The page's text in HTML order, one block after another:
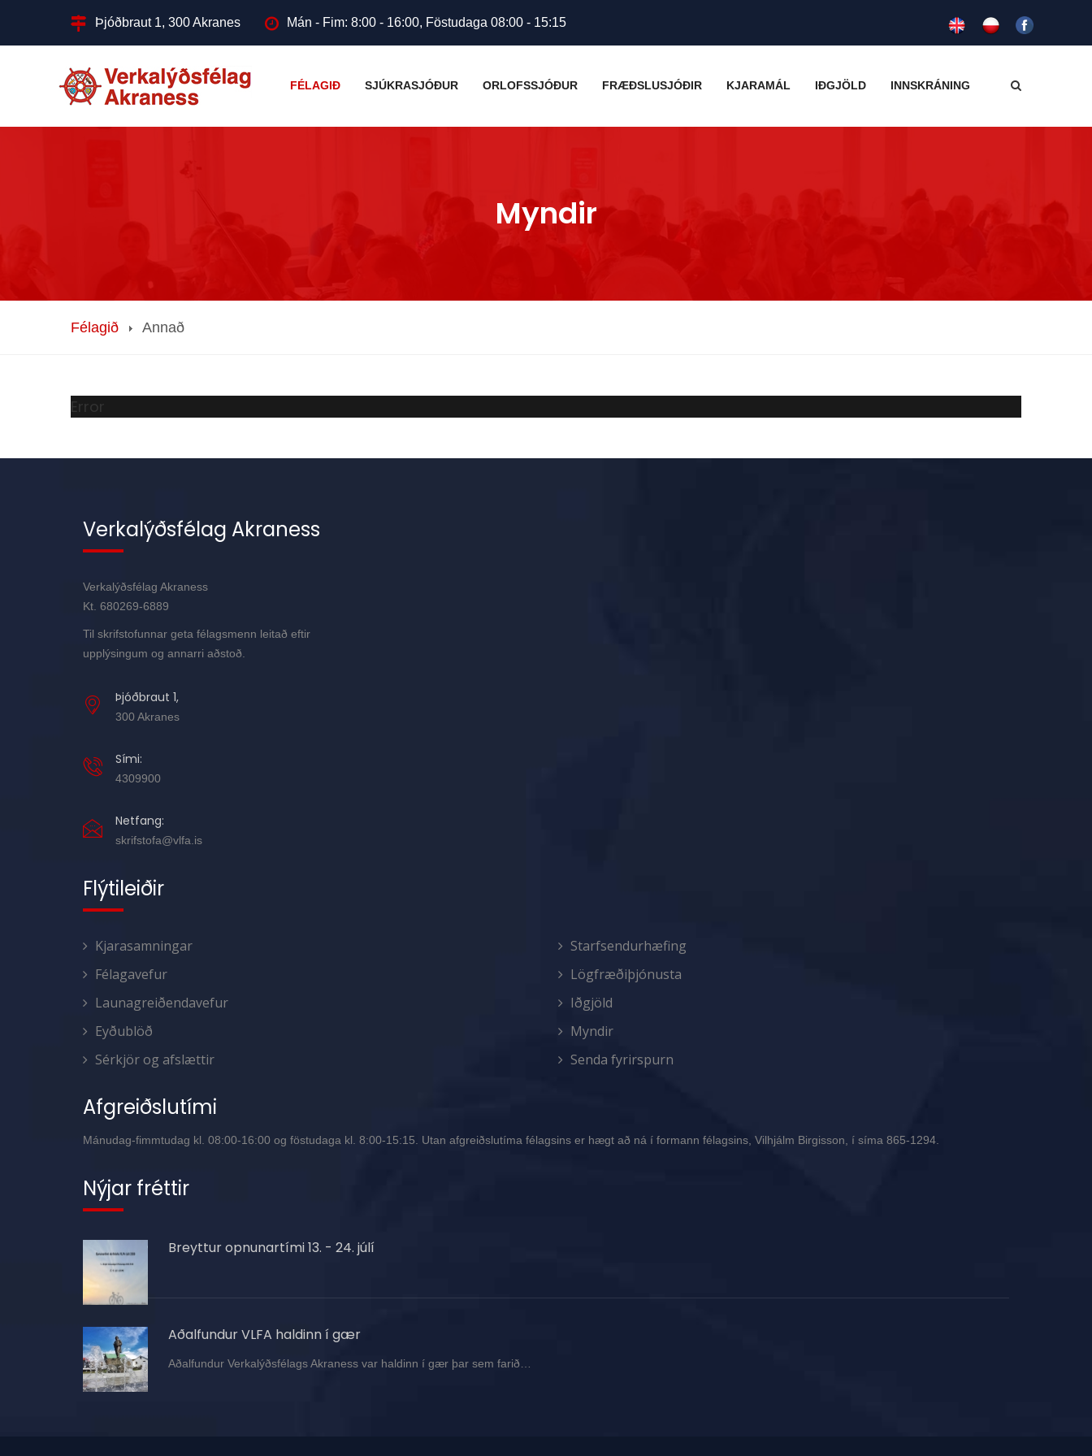
Þjóðbraut 1, 300 Akranes Mán - Fim: 8:00 - 16:00, Föstudaga 08:00 - 15:15
FÉLAGIÐ SJÚKRASJÓÐUR ORLOFSSJÓÐUR FRÆÐSLUSJÓÐIR KJARAMÁL IÐGJÖLD INNSKRÁNING
Myndir
Félagið Annað
Error
Verkalýðsfélag Akraness
Verkalýðsfélag Akraness
Kt. 680269-6889
Til skrifstofunnar geta félagsmenn leitað eftir
upplýsingum og annarri aðstoð.
Þjóðbraut 1,
300 Akranes
Sími:
4309900
Netfang:
skrifstofa@vlfa.is
Flýtileiðir
Kjarasamningar
Félagavefur
Launagreiðendavefur
Eyðublöð
Sérkjör og afslættir
Starfsendurhæfing
Lögfræðiþjónusta
Iðgjöld
Myndir
Senda fyrirspurn
Afgreiðslutími
Mánudag-fimmtudag kl. 08:00-16:00 og föstudaga kl. 8:00-15:15. Utan afgreiðslutíma félagsins er hægt að ná í formann félagsins, Vilhjálm Birgisson, í síma 865-1294.
Nýjar fréttir
Breyttur opnunartími 13. - 24. júlí
Aðalfundur VLFA haldinn í gær
Aðalfundur Verkalýðsfélags Akraness var haldinn í gær þar sem farið…